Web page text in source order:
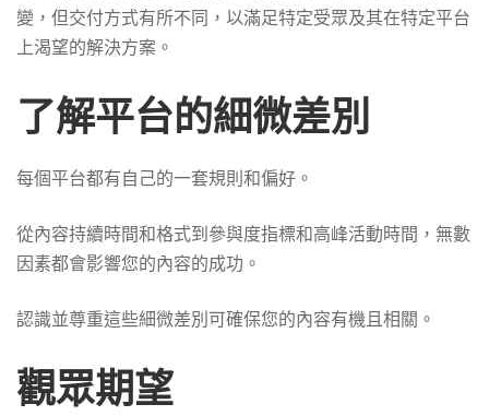
變，但交付方式有所不同，以滿足特定受眾及其在特定平台
上渴望的解決方案。
了解平台的細微差別
每個平台都有自己的一套規則和偏好。
從內容持續時間和格式到參與度指標和高峰活動時間，無數
因素都會影響您的內容的成功。
認識並尊重這些細微差別可確保您的內容有機且相關。
觀眾期望